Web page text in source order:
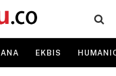
EKBIS